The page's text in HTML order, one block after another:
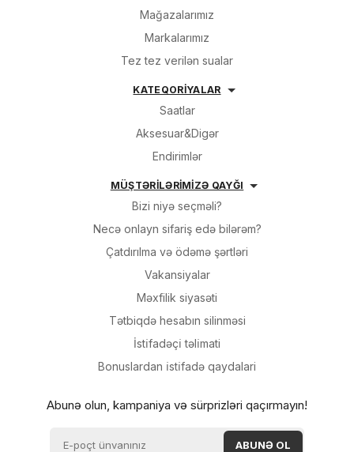
Mağazalarımız
Markalarımız
Tez tez verilən sualar
KATEQORİYALAR
Saatlar
Aksesuar&Digər
Endirimlər
MÜŞTƏRİLƏRİMİZƏ QAYĞI
Bizi niyə seçməli?
Necə onlayn sifariş edə bilərəm?
Çatdırılma və ödəmə şərtləri
Vakansiyalar
Məxfilik siyasəti
Tətbiqdə hesabın silinməsi
İsti̇fadəçi̇ təli̇mati
Bonuslardan i̇sti̇fadə qaydalari
Abunə olun, kampaniya və sürprizləri qaçırmayın!